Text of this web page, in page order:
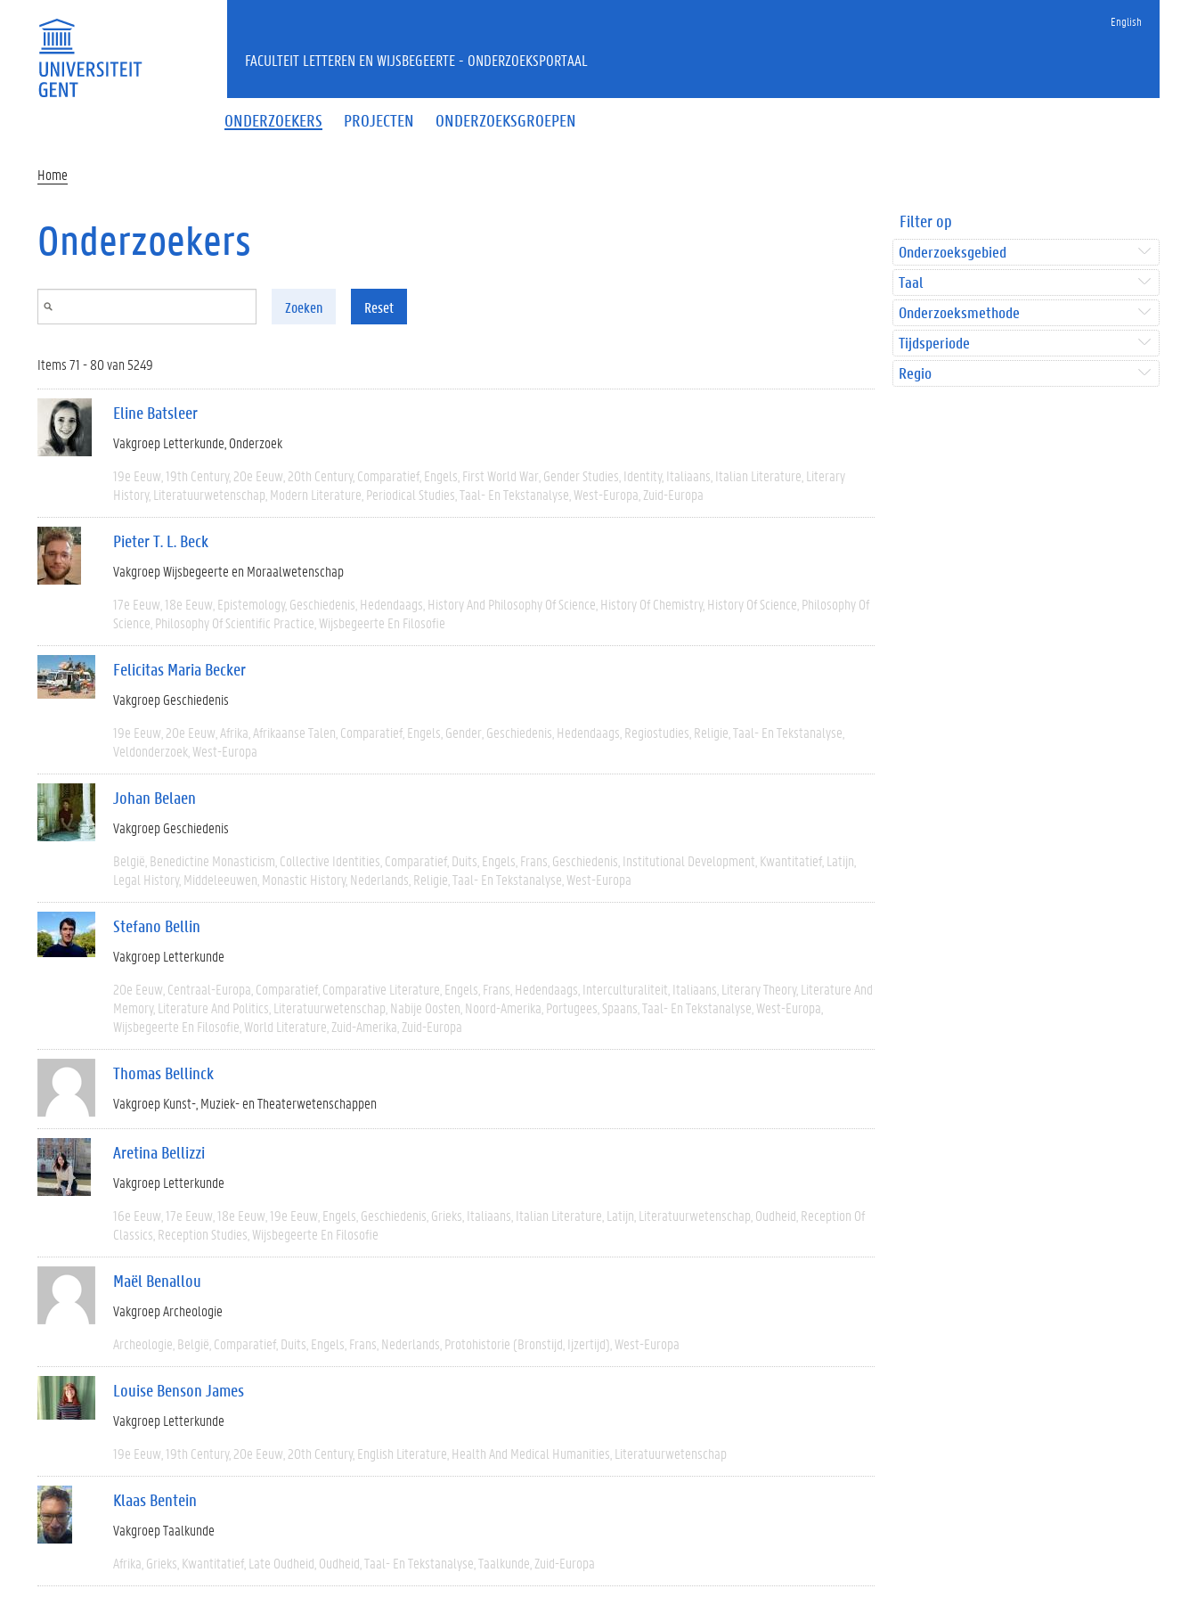
English
ONDERZOEKERS PROJECTEN ONDERZOEKSGROEPEN
FACULTEIT LETTEREN EN WIJSBEGEERTE - ONDERZOEKSPORTAAL
Home
Onderzoekers
Zoeken Reset
Items 71 - 80 van 5249
Eline Batsleer
Vakgroep Letterkunde Onderzoek
19e Eeuw 19th Century 20e Eeuw 20th Century Comparatief Engels First World War Gender Studies Identity Italiaans Italian Literature Literary
History Literatuurwetenschap Modern Literature Periodical Studies Taal- En Tekstanalyse West-Europa Zuid-Europa
Pieter T. L. Beck
Vakgroep Wijsbegeerte en Moraalwetenschap
17e Eeuw 18e Eeuw Epistemology Geschiedenis Hedendaags History And Philosophy Of Science History Of Chemistry History Of Science Philosophy Of
Science Philosophy Of Scientific Practice Wijsbegeerte En Filosofie
Felicitas Maria Becker
Vakgroep Geschiedenis
19e Eeuw 20e Eeuw Afrika Afrikaanse Talen Comparatief Engels Gender Geschiedenis Hedendaags Regiostudies Religie Taal- En Tekstanalyse
Veldonderzoek West-Europa
Johan Belaen
Vakgroep Geschiedenis
België Benedictine Monasticism Collective Identities Comparatief Duits Engels Frans Geschiedenis Institutional Development Kwantitatief Latijn
Legal History Middeleeuwen Monastic History Nederlands Religie Taal- En Tekstanalyse West-Europa
Stefano Bellin
Vakgroep Letterkunde
20e Eeuw Centraal-Europa Comparatief Comparative Literature Engels Frans Hedendaags Interculturaliteit Italiaans Literary Theory Literature And
Memory Literature And Politics Literatuurwetenschap Nabije Oosten Noord-Amerika Portugees Spaans Taal- En Tekstanalyse West-Europa
Wijsbegeerte En Filosofie World Literature Zuid-Amerika Zuid-Europa
Thomas Bellinck
Vakgroep Kunst-, Muziek- en Theaterwetenschappen
Aretina Bellizzi
Vakgroep Letterkunde
16e Eeuw 17e Eeuw 18e Eeuw 19e Eeuw Engels Geschiedenis Grieks Italiaans Italian Literature Latijn Literatuurwetenschap Oudheid Reception Of
Classics Reception Studies Wijsbegeerte En Filosofie
Maël Benallou
Vakgroep Archeologie
Archeologie België Comparatief Duits Engels Frans Nederlands Protohistorie (bronstijd, Ijzertijd) West-Europa
Louise Benson James
Vakgroep Letterkunde
19e Eeuw 19th Century 20e Eeuw 20th Century English Literature Health And Medical Humanities Literatuurwetenschap
Klaas Bentein
Vakgroep Taalkunde
Afrika Grieks Kwantitatief Late Oudheid Oudheid Taal- En Tekstanalyse Taalkunde Zuid-Europa
Filter op
Onderzoeksgebied
Taal
Onderzoeksmethode
Tijdsperiode
Regio